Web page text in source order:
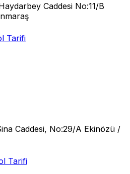
Caddesi No:11/B
Tarifi
Caddesi, No:29/A Ekinözü /
Tarifi